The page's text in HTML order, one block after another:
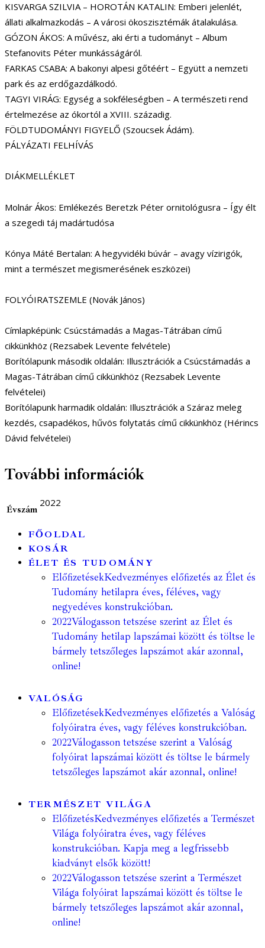
KISVARGA SZILVIA – HOROTÁN KATALIN: Emberi jelenlét,
állati alkalmazkodás – A városi ökoszisztémák átalakulása.
GÓZON ÁKOS: A művész, aki érti a tudományt – Album
Stefanovits Péter munkásságáról.
FARKAS CSABA: A bakonyi alpesi gőtéért – Együtt a nemzeti
park és az erdőgazdálkodó.
TAGYI VIRÁG: Egység a sokféleségben – A természeti rend
értelmezése az ókortól a XVIII. századig.
FÖLDTUDOMÁNYI FIGYELŐ (Szoucsek Ádám).
PÁLYÁZATI FELHÍVÁS
DIÁKMELLÉKLET
Molnár Ákos: Emlékezés Beretzk Péter ornitológusra – Így élt
a szegedi táj madártudósa
Kónya Máté Bertalan: A hegyvidéki búvár – avagy vízirigók,
mint a természet megismerésének eszközei)
FOLYÓIRATSZEMLE (Novák János)
Címlapképünk: Csúcstámadás a Magas-Tátrában című
cikkünkhöz (Rezsabek Levente felvétele)
Borítólapunk második oldalán: Illusztrációk a Csúcstámadás a
Magas-Tátrában című cikkünkhöz (Rezsabek Levente
felvételei)
Borítólapunk harmadik oldalán: Illusztrációk a Száraz meleg
kezdés, csapadékos, hűvös folytatás című cikkünkhöz (Hérincs
Dávid felvételei)
További információk
Évszám
2022
FŐOLDAL
KOSÁR
ÉLET ÉS TUDOMÁNY
ElőfizetésekKedvezményes előfizetés az Élet és
Tudomány hetilapra éves, féléves, vagy
negyedéves konstrukcióban.
2022Válogasson tetszése szerint az Élet és
Tudomány hetilap lapszámai között és töltse le
bármely tetszőleges lapszámot akár azonnal,
online!
VALÓSÁG
ElőfizetésekKedvezményes előfizetés a Valóság
folyóiratra éves, vagy féléves konstrukcióban.
2022Válogasson tetszése szerint a Valóság
folyóirat lapszámai között és töltse le bármely
tetszőleges lapszámot akár azonnal, online!
TERMÉSZET VILÁGA
ElőfizetésKedvezményes előfizetés a Természet
Világa folyóiratra éves, vagy féléves
konstrukcióban. Kapja meg a legfrissebb
kiadványt elsők között!
2022Válogasson tetszése szerint a Természet
Világa folyóirat lapszámai között és töltse le
bármely tetszőleges lapszámot akár azonnal,
online!